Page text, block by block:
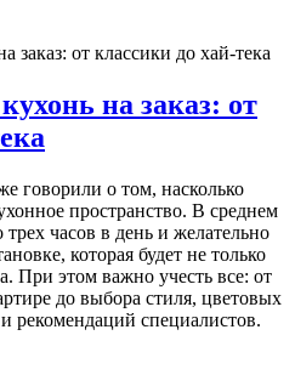
на заказ: от
говорили о том, насколько
пространство. В среднем
часов в день и желательно
которая будет не только
При этом важно учесть все: от
до выбора стиля, цветовых
рекомендаций специалистов.